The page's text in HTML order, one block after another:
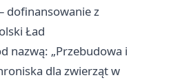
dofinansowanie z
Ład
nazwą: „Przebudowa i
dla zwierząt w